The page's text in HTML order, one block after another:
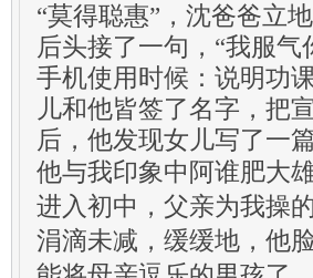
“莫得聪惠”，沈爸爸立
后头接了一句，“我服
手机使用时候：说明功
儿和他皆签了名字，把
后，他发现女儿写了
他与我印象中阿谁肥大
进入初中，父亲为我操
涓滴未减，缓缓地，他